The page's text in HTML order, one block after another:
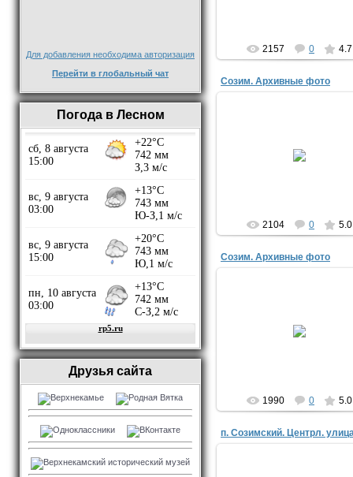
Для добавления необходима авторизация
Перейти в глобальный чат
Погода в Лесном
Друзья сайта
2157 0 4.7
Созим. Архивные фото
Дом на Набережной,
угловой планировки
2104 0 5.0
Созим. Архивные фото
Целлюлозный завод в
Созимский
1990 0 5.0
п. Созимский. Центрл.